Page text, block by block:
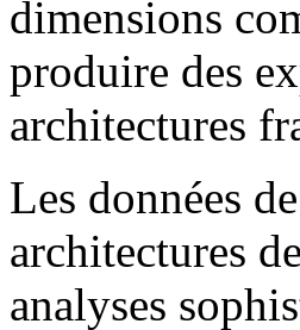
dimensions
produire des
architectures
Les données
architectures
analyses